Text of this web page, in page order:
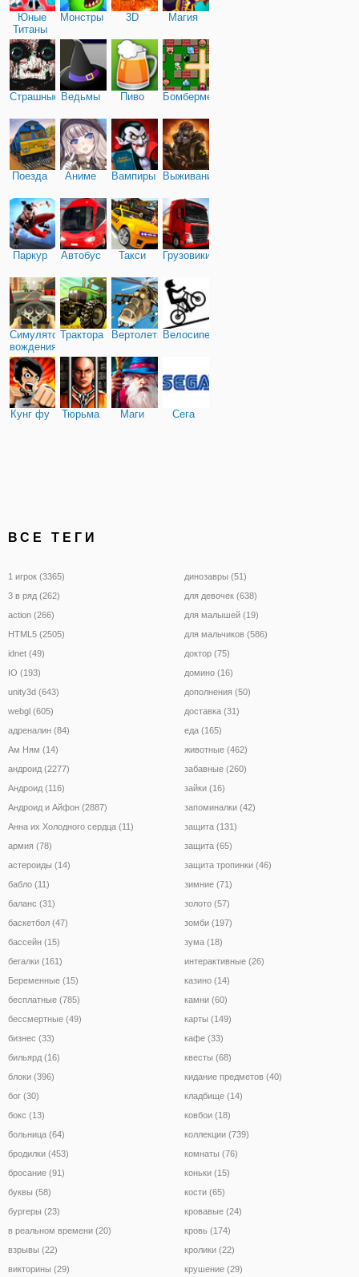
Юные
Титаны
Монстры 3D Магия
Страшные Ведьмы Пиво Бомбермен
Поезда Аниме Вампиры Выживание
Паркур Автобус Такси Грузовики
Симулятор
вождения
Трактора ВертолетыВелосипед
Кунг фу Тюрьма Маги Сега
ВСЕ ТЕГИ
1 игрок (3365)
3 в ряд (262)
action (266)
HTML5 (2505)
idnet (49)
IO (193)
unity3d (643)
webgl (605)
адреналин (84)
Ам Ням (14)
андроид (2277)
Андроид (116)
Андроид и Айфон (2887)
Анна их Холодного сердца (11)
армия (78)
астероиды (14)
бабло (11)
баланс (31)
баскетбол (47)
бассейн (15)
бегалки (161)
Беременные (15)
бесплатные (785)
бессмертные (49)
бизнес (33)
бильярд (16)
блоки (396)
бог (30)
бокс (13)
больница (64)
бродилки (453)
бросание (91)
буквы (58)
бургеры (23)
в реальном времени (20)
взрывы (22)
викторины (29)
динозавры (51)
для девочек (638)
для малышей (19)
для мальчиков (586)
доктор (75)
домино (16)
дополнения (50)
доставка (31)
еда (165)
животные (462)
забавные (260)
зайки (16)
запоминалки (42)
защита (131)
защита (65)
защита тропинки (46)
зимние (71)
золото (57)
зомби (197)
зума (18)
интерактивные (26)
казино (14)
камни (60)
карты (149)
кафе (33)
квесты (68)
кидание предметов (40)
кладбище (14)
ковбои (18)
коллекции (739)
комнаты (76)
коньки (15)
кости (65)
кровавые (24)
кровь (174)
кролики (22)
крушение (29)